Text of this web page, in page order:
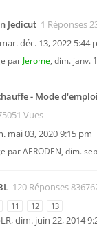
Jedicut 1 Réponses
mar. déc. 13, 2022 5:44
par Jerome, dim. janv.
- Mode d'emploi
Vues
mai 03, 2020 9:15 pm
parAERODEN, dim.
120 Réponses
11 12 13
,dim. juin 22, 2014